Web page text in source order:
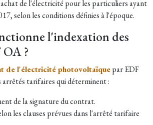
de l'électricité pour les particuliers ayant
selon les conditions définies à l'époque.
l'indexation des
?
de l'électricité photovoltaïquepar EDF
tarifaires qui déterminent :
de la signature du contrat.
les clauses prévues dans l'arrêté tarifaire